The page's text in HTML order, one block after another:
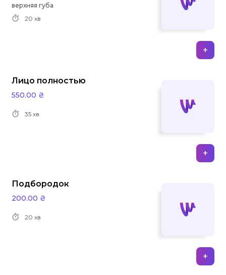
верхняя губа
20 хв
+
Лицо полностью
550.00 ₴
35 хв
+
Подбородок
200.00 ₴
20 хв
+